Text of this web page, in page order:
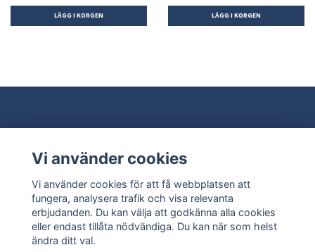
Behöver du hjälp?
Läs mer
Sociala medier
Vi använder cookies
Vi använder cookies för att få webbplatsen att
fungera, analysera trafik och visa relevanta
erbjudanden. Du kan välja att godkänna alla cookies
eller endast tillåta nödvändiga. Du kan när som helst
ändra ditt val.